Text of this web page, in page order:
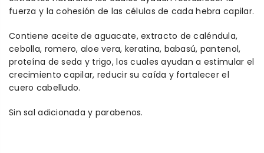
fuerza y la cohesión de las células de cada hebra capilar.
Contiene aceite de aguacate, extracto de caléndula,
cebolla, romero, aloe vera, keratina, babasú, pantenol,
proteína de seda y trigo, los cuales ayudan a estimular el
crecimiento capilar, reducir su caída y fortalecer el
cuero cabelludo.
Sin sal adicionada y parabenos.